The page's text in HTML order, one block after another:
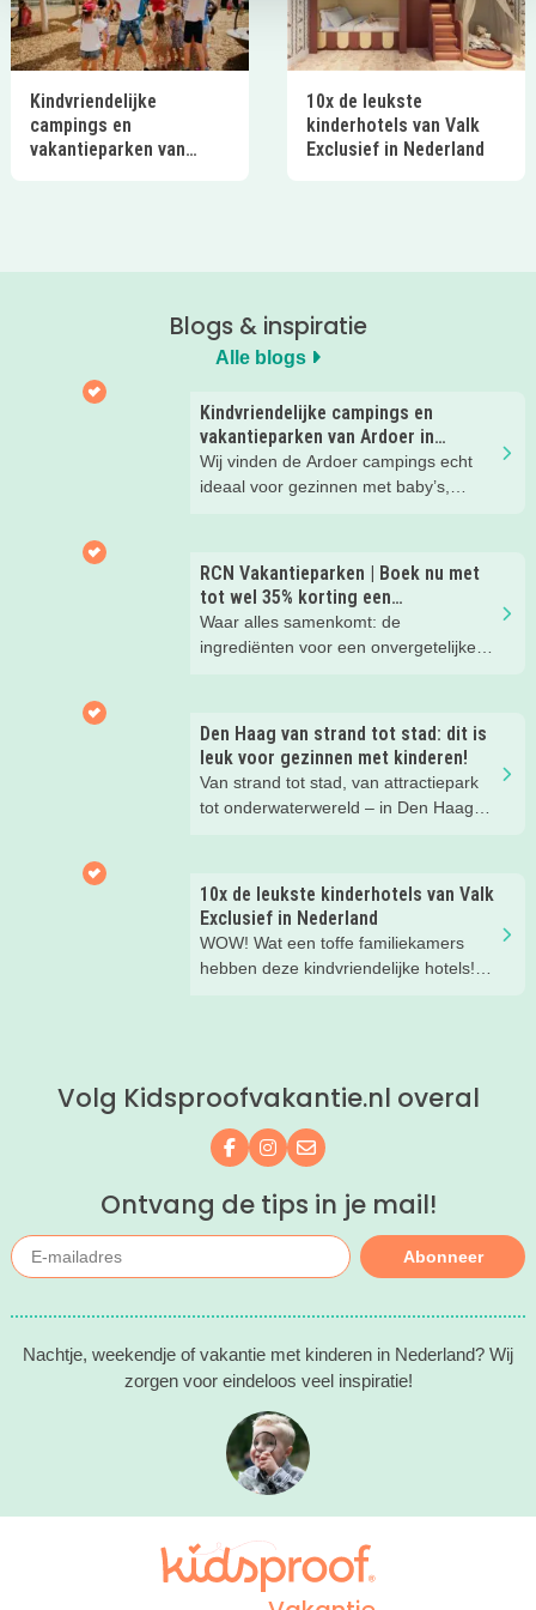
Kindvriendelijke
campings en
vakantieparken van
10x de leukste
kinderhotels van Valk
Exclusief in Nederland
Blogs & inspiratie
Alle blogs
Kindvriendelijke campings en
vakantieparken van Ardoer in
Nederland
Wij vinden de Ardoer campings echt
ideaal voor gezinnen met baby’s,
RCN Vakantieparken | Boek nu met
tot wel 35% korting een
zomervakantie!
Waar alles samenkomt: de
ingrediënten voor een onvergetelijke
Den Haag van strand tot stad: dit is
leuk voor gezinnen met kinderen!
Van strand tot stad, van attractiepark
tot onderwaterwereld – in Den Haag
ontspannen met een lekkere lunch op
het strand en een duik in zee. Heerlijk!
10x de leukste kinderhotels van Valk
Exclusief in Nederland
WOW! Wat een toffe familiekamers
hebben deze kindvriendelijke hotels!
kind(eren).
Volg Kidsproofvakantie.nl overal
Volg ons op Facebook
Volg ons op Instagram
Mail ons
Ontvang de tips in je mail!
Abonneer
Nachtje, weekendje of vakantie met kinderen in Nederland? Wij
zorgen voor eindeloos veel inspiratie!